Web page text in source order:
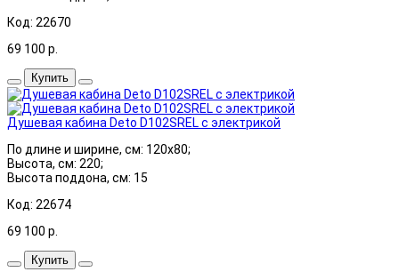
Код: 22670
69 100 р.
Купить
Душевая кабина Deto D102SREL с электрикой
По длине и ширине, см: 120x80;
Высота, см: 220;
Высота поддона, см: 15
Код: 22674
69 100 р.
Купить